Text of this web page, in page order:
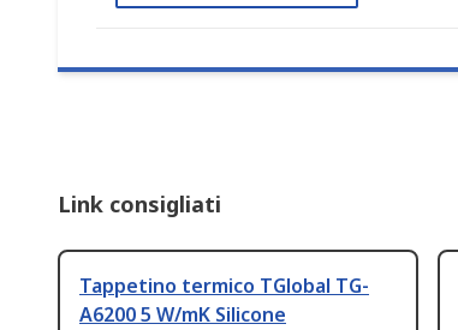
Link consigliati
Tappetino termico TGlobal TG-
A6200 5 W/mK Silicone